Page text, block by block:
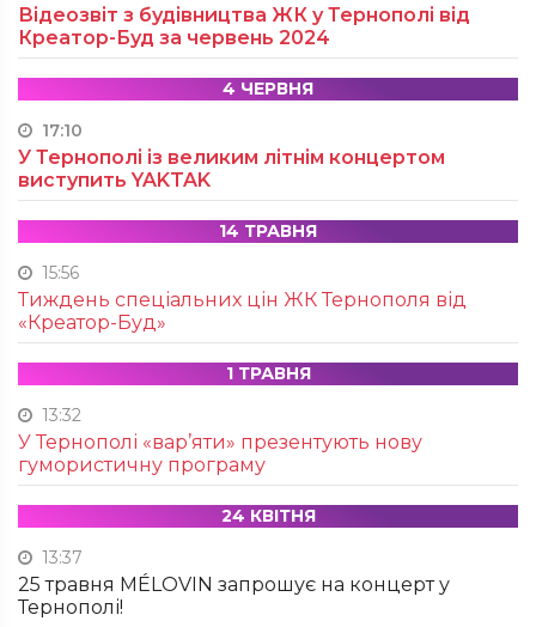
Відеозвіт з будівництва ЖК у Тернополі від
Креатор-Буд за червень 2024
4 ЧЕРВНЯ
17:10
У Тернополі із великим літнім концертом
виступить YAKTAK
14 ТРАВНЯ
15:56
Тиждень спеціальних цін ЖК Тернополя від
«Креатор-Буд»
1 ТРАВНЯ
13:32
У Тернополі «вар’яти» презентують нову
гумористичну програму
24 КВІТНЯ
13:37
25 травня MÉLOVIN запрошує на концерт у
Тернополі!